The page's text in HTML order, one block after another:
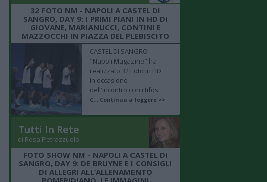
32 FOTO NM - NAPOLI A CASTEL DI
SANGRO, DAY 9: I PRIMI PIANI IN HD DI
GIOVANE, MARIANUCCI, CONTINI E
MAZZOCCHI IN PIAZZA DEL PLEBISCITO
CASTEL DI SANGRO -
"Napoli Magazine" ha
realizzato 32 Foto in HD
in occasione
dell'incontro con i tifosi
e... Continua a leggere >>
Tutti In Rete
di Rosa Petrazzuolo
FOTO SHOW NM - NAPOLI A CASTEL DI
SANGRO, DAY 9: DE BRUYNE E I CONSIGLI
DI ALLEGRI ALL’ALLENAMENTO